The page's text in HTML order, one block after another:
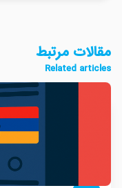
مرتبط
Related